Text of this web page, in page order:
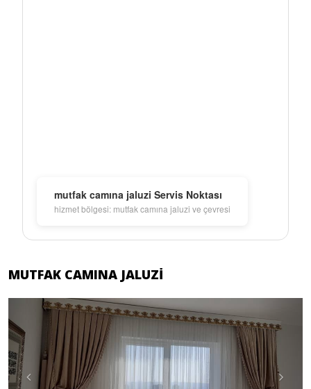
mutfak camına jaluzi Servis Noktası
hizmet bölgesi: mutfak camına jaluzi ve çevresi
MUTFAK CAMINA JALUZI
Previous